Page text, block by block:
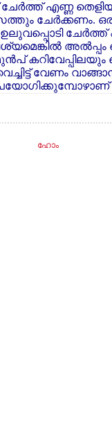
എണ്ണ
ചേര്‍ക്കണം. ഒരു
ചേര്‍ത്ത്
അല്‍പ്പം
കറിവേപ്പിലയും
വേണം
ഹോം